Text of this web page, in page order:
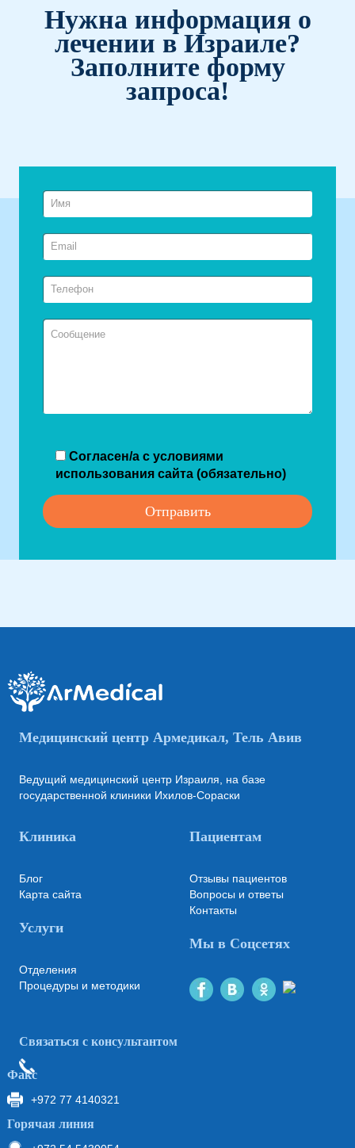
Нужна информация о
лечении в Израиле?
Заполните форму
запроса!
Согласен/а с условиями
использования сайта (обязательно)
Медицинский центр Армедикал, Тель Авив
Ведущий медицинский центр Израиля, на базе
государственной клиники Ихилов-Сораски
Клиника
Блог
Карта сайта
Услуги
Отделения
Процедуры и методики
Пациентам
Отзывы пациентов
Вопросы и ответы
Контакты
Мы в Соцсетях
Связаться с консультантом
Факс
+972 77 4140321
Горячая линия